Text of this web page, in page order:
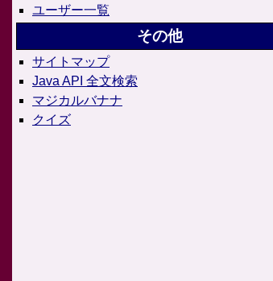
ユーザー一覧
その他
サイトマップ
Java API 全文検索
マジカルバナナ
クイズ